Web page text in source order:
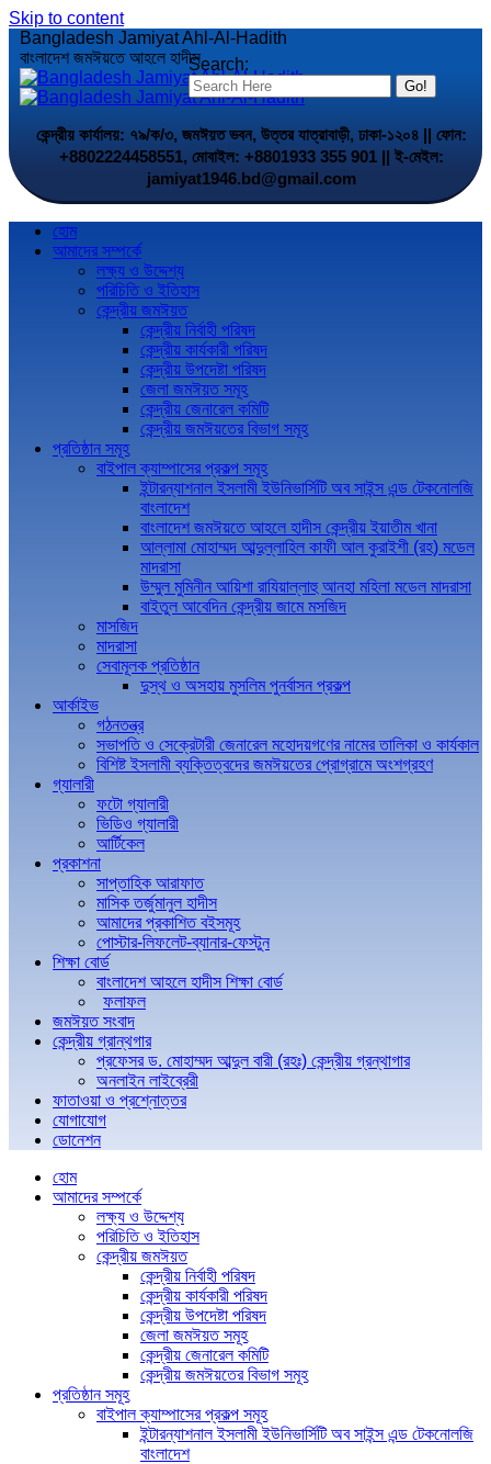
Skip to content
Search:
Bangladesh Jamiyat Ahl-Al-Hadith
বাংলাদেশ জমঈয়তে আহলে হাদীস
কেন্দ্রীয় কার্যালয়: ৭৯/ক/৩, জমঈয়ত ভবন, উত্তর যাত্রাবাড়ী, ঢাকা-১২০৪ || ফোন:
+8802224458551, মোবাইল: +8801933 355 901 || ই-মেইল:
jamiyat1946.bd@gmail.com
হোম
আমাদের সম্পর্কে
লক্ষ্য ও উদ্দেশ্য
পরিচিতি ও ইতিহাস
কেন্দ্রীয় জমঈয়ত
কেন্দ্রীয় নির্বাহী পরিষদ
কেন্দ্রীয় কার্যকারী পরিষদ
কেন্দ্রীয় উপদেষ্টা পরিষদ
জেলা জমঈয়ত সমূহ
কেন্দ্রীয় জেনারেল কমিটি
কেন্দ্রীয় জমঈয়তের বিভাগ সমূহ
প্রতিষ্ঠান সমূহ
বাইপাল ক্যাম্পাসের প্রকল্প সমূহ
ইন্টারন্যাশনাল ইসলামী ইউনিভার্সিটি অব সাইন্স এন্ড টেকনোলজি
বাংলাদেশ
বাংলাদেশ জমঈয়তে আহলে হাদীস কেন্দ্রীয় ইয়াতীম খানা
আল্লামা মোহাম্মদ আব্দুল্লাহিল কাফী আল কুরাইশী (রহ) মডেল
মাদরাসা
উম্মুল মুমিনীন আয়িশা রাযিয়াল্লাহু আনহা মহিলা মডেল মাদরাসা
বাইতুল আবেদিন কেন্দ্রীয় জামে মসজিদ
মাসজিদ
মাদরাসা
সেবামূলক প্রতিষ্ঠান
দুস্থ ও অসহায় মুসলিম পুনর্বাসন প্রকল্প
আর্কাইভ
গঠনতন্ত্র
সভাপতি ও সেক্রেটারী জেনারেল মহোদয়গণের নামের তালিকা ও কার্যকাল
বিশিষ্ট ইসলামী ব্যক্তিত্বদের জমঈয়তের প্রোগ্রামে অংশগ্রহণ
গ্যালারী
ফটো গ্যালারী
ভিডিও গ্যালারী
আর্টিকেল
প্রকাশনা
সাপ্তাহিক আরাফাত
মাসিক তর্জুমানুল হাদীস
আমাদের প্রকাশিত বইসমূহ
পোস্টার-লিফলেট-ব্যানার-ফেস্টুন
শিক্ষা বোর্ড
বাংলাদেশ আহলে হাদীস শিক্ষা বোর্ড
ফলাফল
জমঈয়ত সংবাদ
কেন্দ্রীয় গ্রান্থগার
প্রফেসর ড. মোহাম্মদ আব্দুল বারী (রহঃ) কেন্দ্রীয় গ্রন্থাগার
অনলাইন লাইব্রেরী
ফাতাওয়া ও প্রশ্নোত্তর
যোগাযোগ
ডোনেশন
হোম
আমাদের সম্পর্কে
লক্ষ্য ও উদ্দেশ্য
পরিচিতি ও ইতিহাস
কেন্দ্রীয় জমঈয়ত
কেন্দ্রীয় নির্বাহী পরিষদ
কেন্দ্রীয় কার্যকারী পরিষদ
কেন্দ্রীয় উপদেষ্টা পরিষদ
জেলা জমঈয়ত সমূহ
কেন্দ্রীয় জেনারেল কমিটি
কেন্দ্রীয় জমঈয়তের বিভাগ সমূহ
প্রতিষ্ঠান সমূহ
বাইপাল ক্যাম্পাসের প্রকল্প সমূহ
ইন্টারন্যাশনাল ইসলামী ইউনিভার্সিটি অব সাইন্স এন্ড টেকনোলজি
বাংলাদেশ